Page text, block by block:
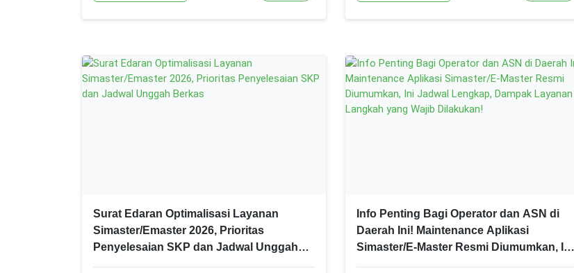
Surat Edaran Optimalisasi Layanan
Simaster/Emaster 2026, Prioritas
Penyelesaian SKP dan Jadwal Unggah
Info Penting Bagi Operator dan ASN di
Daerah Ini! Maintenance Aplikasi
Simaster/E-Master Resmi Diumumkan, Ini